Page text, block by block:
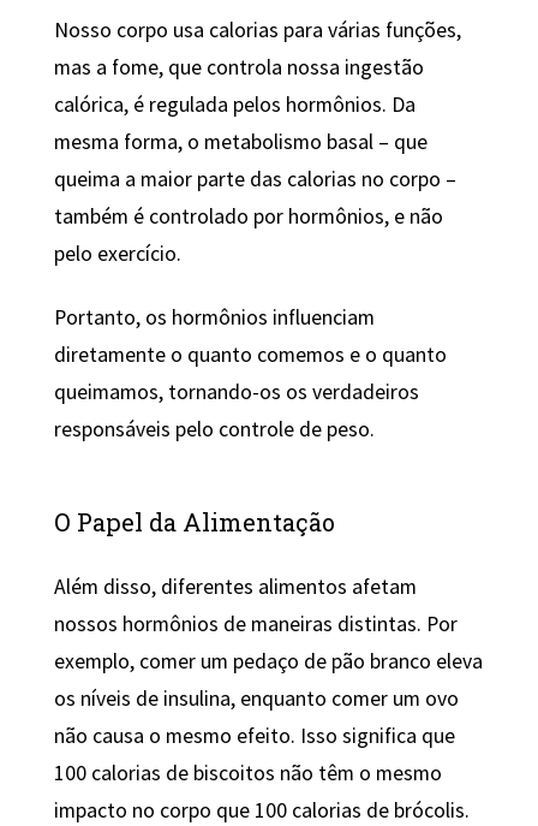
Nosso corpo usa calorias para várias funções,
mas a fome, que controla nossa ingestão
calórica, é regulada pelos hormônios. Da
mesma forma, o metabolismo basal – que
queima a maior parte das calorias no corpo –
também é controlado por hormônios, e não
pelo exercício.
Portanto, os hormônios influenciam
diretamente o quanto comemos e o quanto
queimamos, tornando-os os verdadeiros
responsáveis pelo controle de peso.
O Papel da Alimentação
Além disso, diferentes alimentos afetam
nossos hormônios de maneiras distintas. Por
exemplo, comer um pedaço de pão branco eleva
os níveis de insulina, enquanto comer um ovo
não causa o mesmo efeito. Isso significa que
100 calorias de biscoitos não têm o mesmo
impacto no corpo que 100 calorias de brócolis.